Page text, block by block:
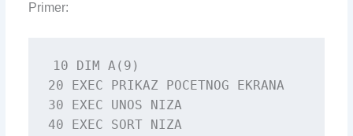
Primer:
10 DIM A(9)
20 EXEC PRIKAZ POCETNOG EKRANA
30 EXEC UNOS NIZA
40 EXEC SORT NIZA